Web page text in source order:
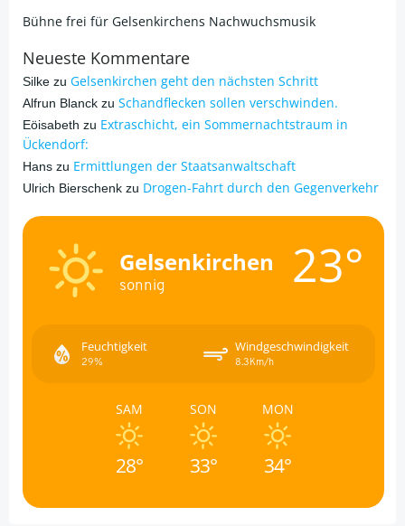
Bühne frei für Gelsenkirchens Nachwuchsmusik
Neueste Kommentare
Silke zu Gelsenkirchen geht den nächsten Schritt
Alfrun Blanck zu Schandflecken sollen verschwinden.
Eöisabeth zu Extraschicht, ein Sommernachtstraum in
Ückendorf:
Hans zu Ermittlungen der Staatsanwaltschaft
Ulrich Bierschenk zu Drogen-Fahrt durch den Gegenverkehr
Gelsenkirchen
sonnig 23°
Feuchtigkeit
29%
Windgeschwindigkeit
8.3Km/h
SAM
28°
SON
33°
MON
34°